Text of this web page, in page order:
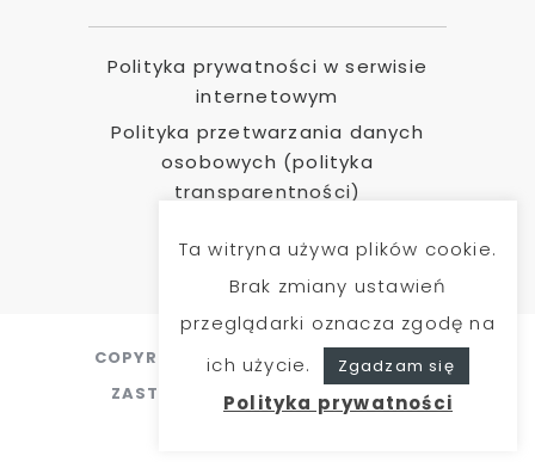
Polityka prywatności w serwisie
internetowym
Polityka przetwarzania danych
osobowych (polityka
transparentności)
COPYRIGHT 2020 @ WSZELKIE PRAWA
ZASTRZEŻONE. CREATED BYMEDIA
Ta witryna używa plików cookie.
Brak zmiany ustawień
przeglądarki oznacza zgodę na
ich użycie.
Zgadzam się
Polityka prywatności